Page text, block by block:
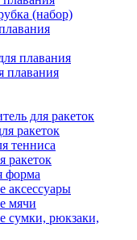
(набор)
плавания
плавания
для ракеток
ракеток
тенниса
ракеток
форма
аксессуары
мячи
сумки, рюкзаки,